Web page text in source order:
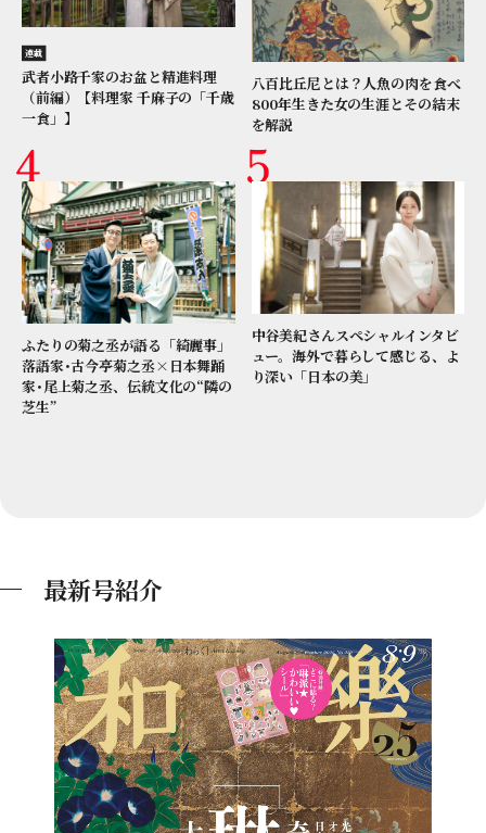
連載
武者小路千家のお盆と精進料理
（前編）【料理家 千麻子の「千歳
一食」】
八百比丘尼とは？人魚の肉を食べ
800年生きた女の生涯とその結末
を解説
ふたりの菊之丞が語る「綺麗事」
落語家･古今亭菊之丞×日本舞踊
家･尾上菊之丞、伝統文化の“隣の
芝生”
中谷美紀さんスペシャルインタビ
ュー。海外で暮らして感じる、よ
り深い「日本の美」
最新号紹介